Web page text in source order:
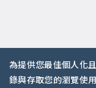
為提供您最佳個人化
錄與存取您的瀏覽使